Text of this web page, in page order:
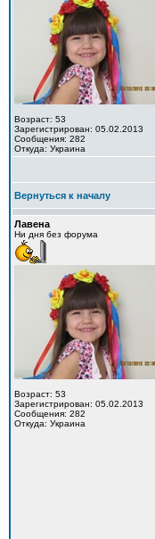
Возраст: 53
Зарегистрирован: 05.02.2013
Сообщения: 282
Откуда: Украина
Вернуться к началу
Лавена
Ни дня без форума
Возраст: 53
Зарегистрирован: 05.02.2013
Сообщения: 282
Откуда: Украина